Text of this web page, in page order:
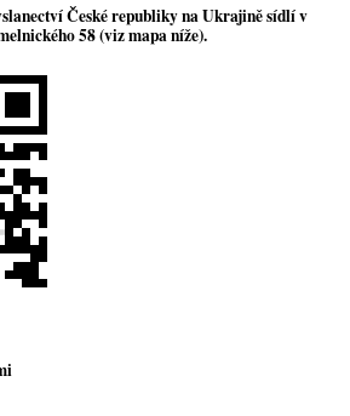
České republiky na Ukrajině sídlí v
58 (viz mapa níže).